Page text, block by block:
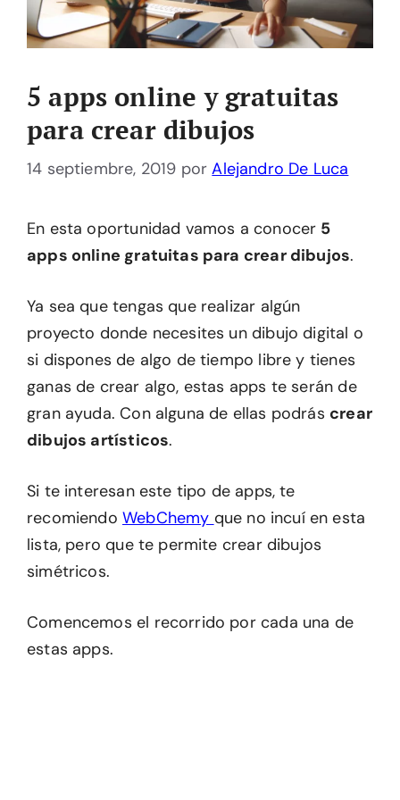
5 apps online y gratuitas
para crear dibujos
14 septiembre, 2019 porAlejandro De Luca
En esta oportunidad vamos a conocer 5
apps online gratuitas para crear dibujos.
Ya sea que tengas que realizar algún
proyecto donde necesites un dibujo digital o
si dispones de algo de tiempo libre y tienes
ganas de crear algo, estas apps te serán de
gran ayuda. Con alguna de ellas podrás crear
dibujos artísticos.
Si te interesan este tipo de apps, te
recomiendo WebChemy que no incuí en esta
lista, pero que te permite crear dibujos
simétricos.
Comencemos el recorrido por cada una de
estas apps.